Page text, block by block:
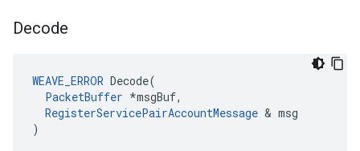
Decode
WEAVE_ERROR Decode(
PacketBuffer *msgBuf,
RegisterServicePairAccountMessage & msg
)